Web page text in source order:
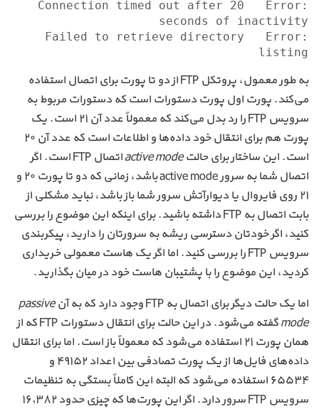
Error:	Connection timed out after 20
Error:	Failed to retrieve directory
listing
به طور معمول، پروتکل FTP از دو تا پورت برای اتصال استفاده
می‌کند. پورت اول پورت دستورات است که دستورات مربوط به
سرویس FTP را رد بدل می‌کند که معمولاً عدد آن ۲۱ است. یک
پورت هم برای انتقال خود داده‌ها و اطلاعات است که عدد آن ۲۰
است. این ساختار برای حالتactive mode
اتصال FTP است. اگر
اتصال شما به سرور active mode باشد، زمانی که دو تا پورت ۲۰ و
۲۱ روی فایروال یا دیوارآتش سرور شما باز باشد، نباید مشکلی از
بابت اتصال به FTP داشته باشید. برای اینکه این موضوع را بررسی
کنید‌، اگر خودتان دسترسی ریشه به سرورتان را دارید،‌ پیکربندی
سرویس FTP را بررسی کنید. اما اگر یک هاست معمولی خریداری
کردید، این موضوع را با پشتیبان هاست خود در میان بگذارید.
اما یک حالت دیگر برای اتصال به FTP وجود دارد که به آن
passive
mode
گفته می‌شود. در این حالت برای انتقال دستورات FTP که از
همان پورت ۲۱ استفاده می‌شود که معمولاً باز است. اما برای انتقال
داده‌های فایل‌ها از یک پورت تصادفی بین اعداد ۴۹۱۵۲ و
۶۵۵۳۴ استفاده می‌شود که البته این کاملاً بستگی به تنظیمات
سرویس FTP سرور دارد. اگر این پورت‌ها که چیزی حدود ۱۶,۳۸۲